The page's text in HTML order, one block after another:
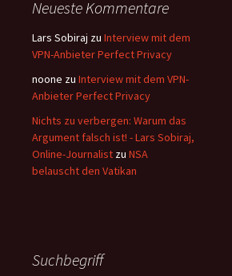
Neueste Kommentare
Lars Sobiraj zu Interview mit dem
VPN-Anbieter Perfect Privacy
noone zu Interview mit dem VPN-
Anbieter Perfect Privacy
Nichts zu verbergen: Warum das
Argument falsch ist! - Lars Sobiraj,
Online-Journalist zu NSA
belauscht den Vatikan
Suchbegriff